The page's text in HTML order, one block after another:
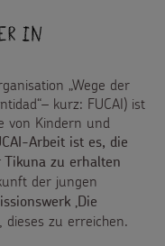
in
„Wege der
kurz: FUCAI) ist
von Kindern und
Arbeit ist es, die
Tikuna zu erhalten
der jungen
‚Die
, dieses zu erreichen.